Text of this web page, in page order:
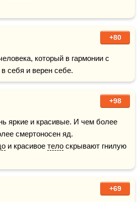
+80
который в гармонии с
себя и верен себе.
+98
яркие и красивые. И чем более
смертоносен яд.
и красивое тело
+69